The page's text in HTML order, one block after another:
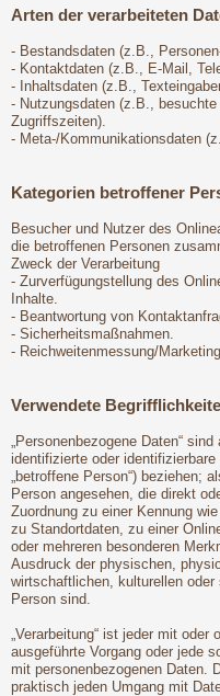
Arten der verarbeiteten
- Bestandsdaten (z.B.,
- Kontaktdaten (z.B., E-Mail,
- Inhaltsdaten (z.B.,
- Nutzungsdaten (z.B.,
Zugriffszeiten).
- Meta-/Kommunikationsdaten
Kategorien betroffener
Besucher und Nutzer des
die betroffenen Personen
Zweck der Verarbeitung
- Zurverfügungstellung des
Inhalte.
- Beantwortung von
- Sicherheitsmaßnahmen.
- Reichweitenmessung/Marketing
Verwendete
„Personenbezogene Daten“
identifizierte oder
„betroffene Person“) beziehen;
Person angesehen, die direkt
Zuordnung zu einer Kennung
zu Standortdaten, zu einer
oder mehreren besonderen
Ausdruck der physischen,
wirtschaftlichen, kulturellen
Person sind.
„Verarbeitung“ ist jeder mit
ausgeführte Vorgang oder jede
mit personenbezogenen Daten.
praktisch jeden Umgang mit